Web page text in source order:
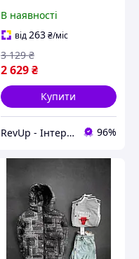
короткий бренд ТНФ
якісний з капюшоном
В наявності
від 263₴/міс
2 629₴
3 129 ₴
Купити
RevUp - Інтернет магазин стильних товарів 96%